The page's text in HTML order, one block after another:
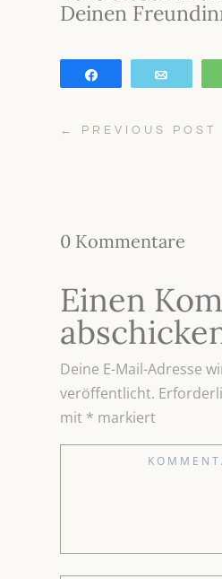
Deinen
← PREVIOUS POST
0 Kommentare
Einen
Deine E-Mail-Adresse
veröffentlicht.
mit * markiert